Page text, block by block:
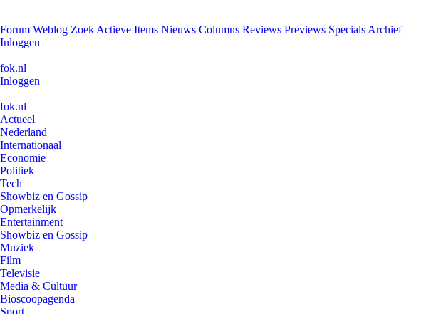
Forum Weblog Zoek Actieve Items Nieuws Columns Reviews Previews Specials Archief
Inloggen
fok.nl
Inloggen
fok.nl
Actueel
Nederland
Internationaal
Economie
Politiek
Tech
Showbiz en Gossip
Opmerkelijk
Entertainment
Showbiz en Gossip
Muziek
Film
Televisie
Media & Cultuur
Bioscoopagenda
Sport